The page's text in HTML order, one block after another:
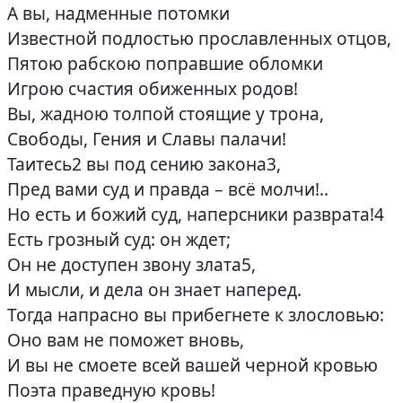
А вы, надменные потомки
Известной подлостью прославленных отцов,
Пятою рабскою поправшие обломки
Игрою счастия обиженных родов!
Вы, жадною толпой стоящие у трона,
Свободы, Гения и Славы палачи!
Таитесь2 вы под сению закона3,
Пред вами суд и правда – всё молчи!..
Но есть и божий суд, наперсники разврата!4
Есть грозный суд: он ждет;
Он не доступен звону злата5,
И мысли, и дела он знает наперед.
Тогда напрасно вы прибегнете к злословью:
Оно вам не поможет вновь,
И вы не смоете всей вашей черной кровью
Поэта праведную кровь!